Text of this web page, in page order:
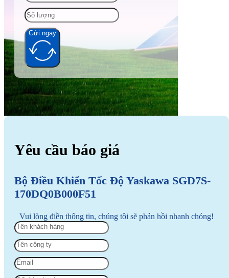
Gửi ngay
Yêu cầu báo giá
Bộ Điều Khiển Tốc Độ Yaskawa SGD7S-
170DQ0B000F51
Vui lòng điền thông tin, chúng tôi sẽ phản hồi nhanh chóng!